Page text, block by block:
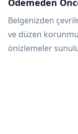
Ödemeden
Belgenizden
ve düzen
önizlemeler